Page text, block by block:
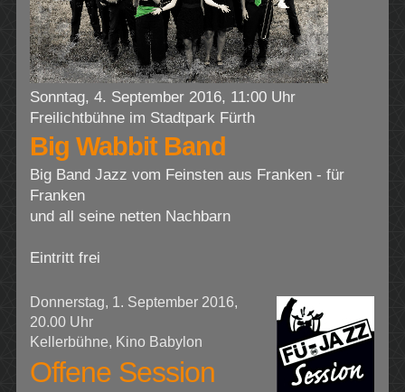
Sonntag, 4. September 2016, 11:00 Uhr
Freilichtbühne im Stadtpark Fürth
Big Wabbit Band
Big Band Jazz vom Feinsten aus Franken - für
Franken
und all seine netten Nachbarn
Eintritt frei
Donnerstag, 1. September 2016,
20.00 Uhr
Kellerbühne, Kino Babylon
Offene Session